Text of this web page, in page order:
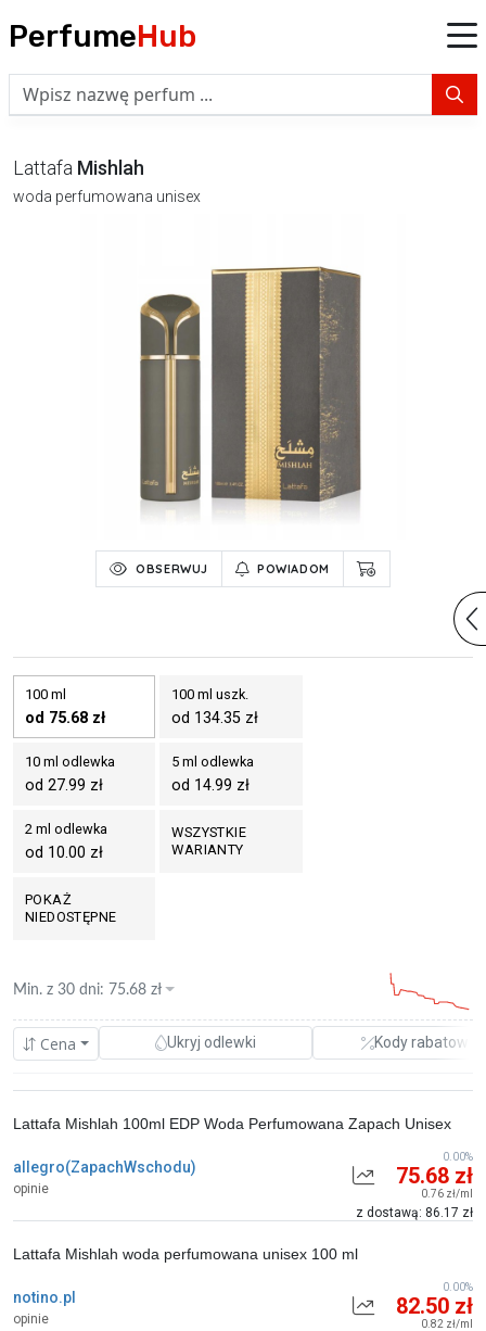
PerfumeHub
Lattafa Mishlah
woda perfumowana unisex
OBSERWUJ POWIADOM
100 ml
od 75.68 zł
100 ml uszk.
od 134.35 zł
10 ml odlewka
od 27.99 zł
5 ml odlewka
od 14.99 zł
2 ml odlewka
od 10.00 zł
WSZYSTKIE
WARIANTY
POKAŻ
NIEDOSTĘPNE
Cena Ukryj odlewki Kody rabatowe
Min. z 30 dni: 75.68 zł
allegro(ZapachWschodu)
opinie
Lattafa Mishlah 100ml EDP Woda Perfumowana Zapach Unisex
75.68 zł
0.76 zł/ml
z dostawą: 86.17 zł
0.00%
notino.pl
opinie
Lattafa Mishlah woda perfumowana unisex 100 ml
82.50 zł
0.82 zł/ml
0.00%